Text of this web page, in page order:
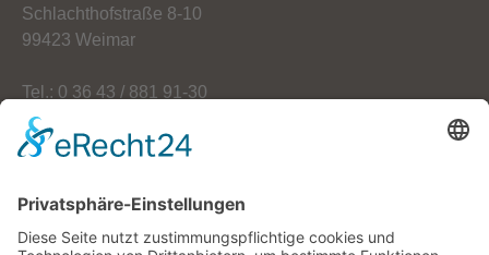
Schlachthofstraße 8-10
99423 Weimar
Tel.: 0 36 43 / 881 91-30
Fax: 0 36 43 / 881 91-59
E-Mail: info[at]oekoherz.de